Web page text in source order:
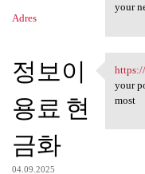
Adres
your
정보이
용료 현
금화
04.09.2025
your
most